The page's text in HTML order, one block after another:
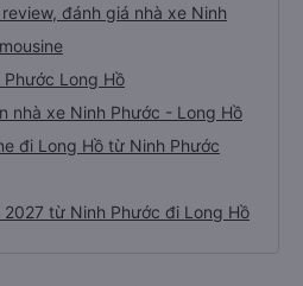
đánh giá nhà xe Ninh
Long Hồ
nhà xe Ninh Phước - Long Hồ
đi Long Hồ từ Ninh Phước
từ Ninh Phước đi Long Hồ